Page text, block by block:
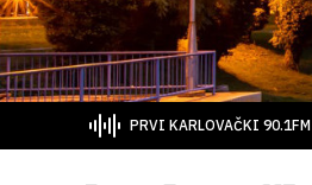
PRVI KARLOVAČKI 90.1FM